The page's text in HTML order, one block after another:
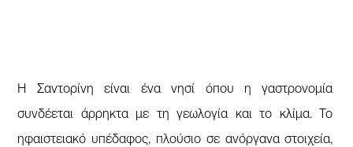
Η Σαντορίνη είναι ένα νησί όπου η γαστρονομία
συνδέεται άρρηκτα με τη γεωλογία και το κλίμα. Το
ηφαιστειακό υπέδαφος, πλούσιο σε ανόργανα στοιχεία,